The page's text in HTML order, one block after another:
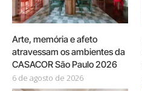
Arte, memória e afeto
atravessam os ambientes da
CASACOR São Paulo 2026
6 de agosto de 2026